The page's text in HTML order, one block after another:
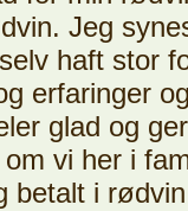
Jeg
haft stor
erfaringer
glad og
vi her i
betalt i